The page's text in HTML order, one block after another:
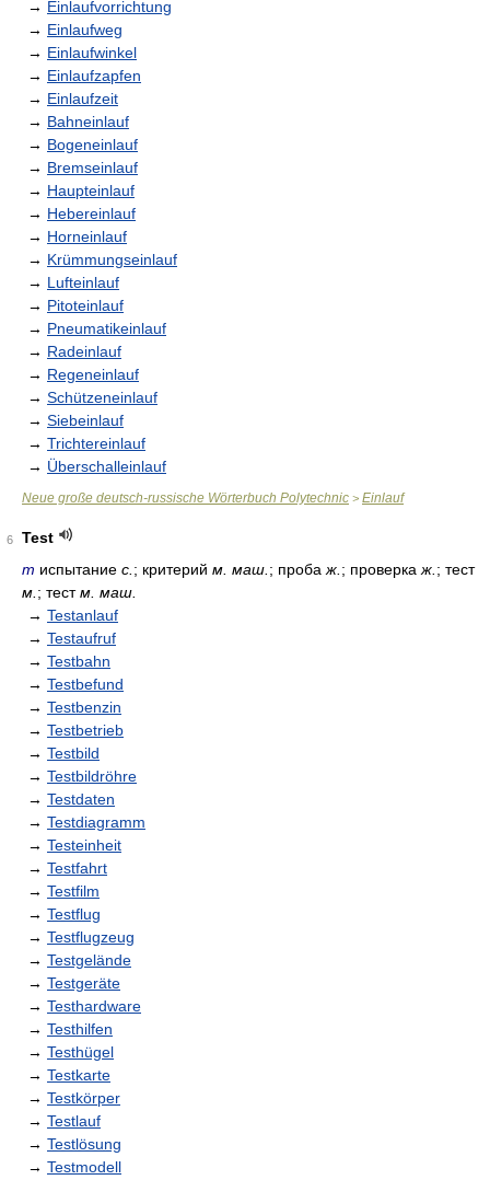
→ Einlaufvorrichtung
→ Einlaufweg
→ Einlaufwinkel
→ Einlaufzapfen
→ Einlaufzeit
→ Bahneinlauf
→ Bogeneinlauf
→ Bremseinlauf
→ Haupteinlauf
→ Hebereinlauf
→ Horneinlauf
→ Krümmungseinlauf
→ Lufteinlauf
→ Pitoteinlauf
→ Pneumatikeinlauf
→ Radeinlauf
→ Regeneinlauf
→ Schützeneinlauf
→ Siebeinlauf
→ Trichtereinlauf
→ Überschalleinlauf
Neue große deutsch-russische Wörterbuch Polytechnic > Einlauf
6
Test
m испытание с. ; критерий м. маш. ; проба ж. ; проверка ж. ; тест
м. ; тестм. маш.
→ Testanlauf
→ Testaufruf
→ Testbahn
→ Testbefund
→ Testbenzin
→ Testbetrieb
→ Testbild
→ Testbildröhre
→ Testdaten
→ Testdiagramm
→ Testeinheit
→ Testfahrt
→ Testfilm
→ Testflug
→ Testflugzeug
→ Testgelände
→ Testgeräte
→ Testhardware
→ Testhilfen
→ Testhügel
→ Testkarte
→ Testkörper
→ Testlauf
→ Testlösung
→ Testmodell